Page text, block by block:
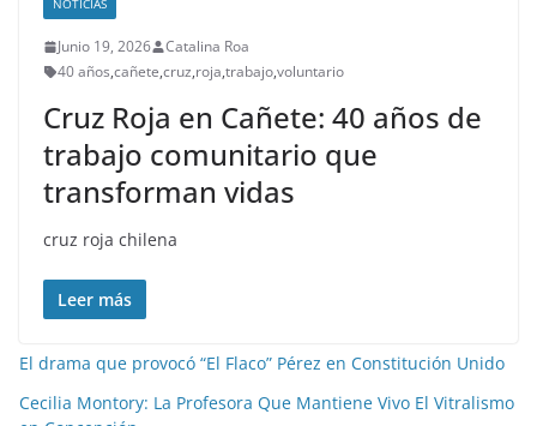
NOTICIAS
Junio 19, 2026
Catalina Roa
40 años,cañete,cruz,roja,trabajo,voluntario
Cruz Roja en Cañete: 40 años de
trabajo comunitario que
transforman vidas
cruz roja chilena
Leer más
El drama que provocó “El Flaco” Pérez en Constitución Unido
Cecilia Montory: La Profesora Que Mantiene Vivo El Vitralismo